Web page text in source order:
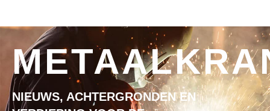
NIEUWS, ACHTERGRONDEN EN